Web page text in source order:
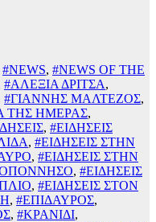
#NEWS, #NEWS OF THE
#ΑΛΕΞΙΑ ΔΡΙΤΣΑ,
#ΓΙΑΝΝΗΣ ΜΑΛΤΕΖΟΣ,
ΤΗΣ ΗΜΕΡΑΣ,
, #ΕΙΔΗΣΕΙΣ
, #ΕΙΔΗΣΕΙΣ ΣΤΗΝ
, #ΕΙΔΗΣΕΙΣ ΣΤΗΝ
, #ΕΙΔΗΣΕΙΣ
, #ΕΙΔΗΣΕΙΣ ΣΤΟΝ
, #ΕΠΙΔΑΥΡΟΣ,
, #ΚΡΑΝΙΔΙ,